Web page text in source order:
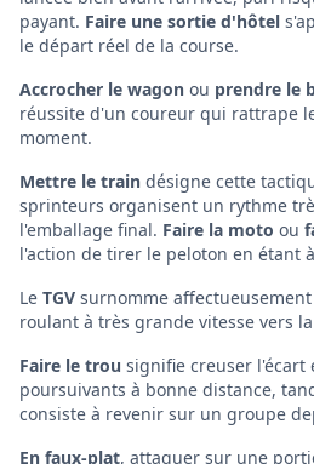
payant. Faire une sortie d'hôtel
le départ réel de la course.
Accrocher le wagon ou prendre le
réussite d'un coureur qui rattrape
moment.
Mettre le train désigne cette
sprinteurs organisent un rythme
l'emballage final. Faire la moto ou
l'action de tirer le peloton en étant
Le TGV surnomme
roulant à très grande vitesse vers
Faire le trou signifie creuser l'écart
poursuivants à bonne distance,
consiste à revenir sur un groupe
En faux-plat, attaquer sur une